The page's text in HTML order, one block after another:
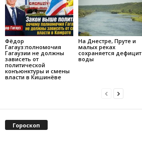
Фёдор
Гагауз:полномочия
Гагаузии не должны
зависеть от
политической
конъюнктуры и смены
власти в Кишинёве
На Днестре, Пруте и
малых реках
сохраняется дефицит
воды
Гороскоп